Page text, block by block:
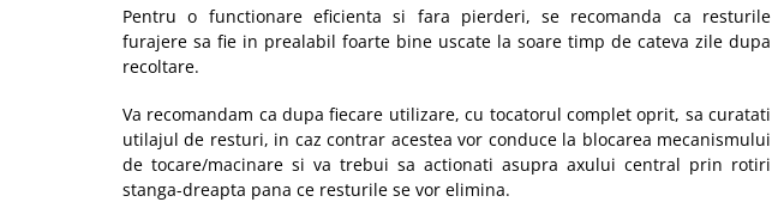
SANDWICH MAKER
Pentru o functionare eficienta si fara pierderi, se recomanda ca resturile
furajere sa fie in prealabil foarte bine uscate la soare timp de cateva zile dupa
recoltare.
Va recomandam ca dupa fiecare utilizare, cu tocatorul complet oprit, sa curatati
utilajul de resturi, in caz contrar acestea vor conduce la blocarea mecanismului
de tocare/macinare si va trebui sa actionati asupra axului central prin rotiri
stanga-dreapta pana ce resturile se vor elimina.